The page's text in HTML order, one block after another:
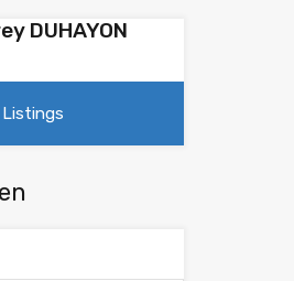
DUHAYON
Listings